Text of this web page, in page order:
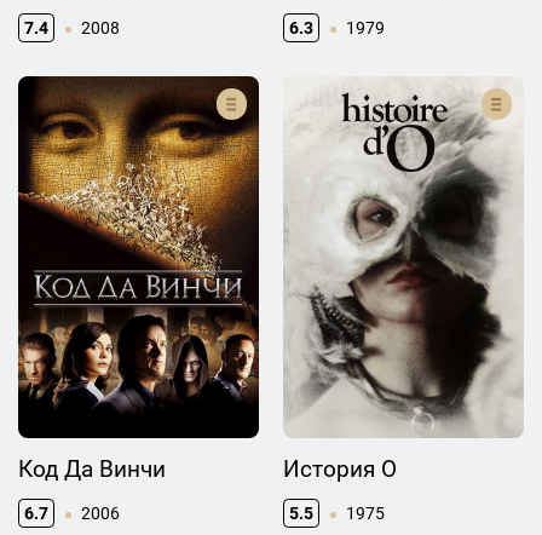
7.4 2008 6.3 1979
Код Да Винчи
6.7 2006
История О
5.5 1975